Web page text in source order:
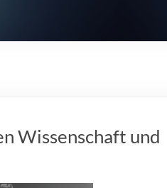
Wissenschaft und